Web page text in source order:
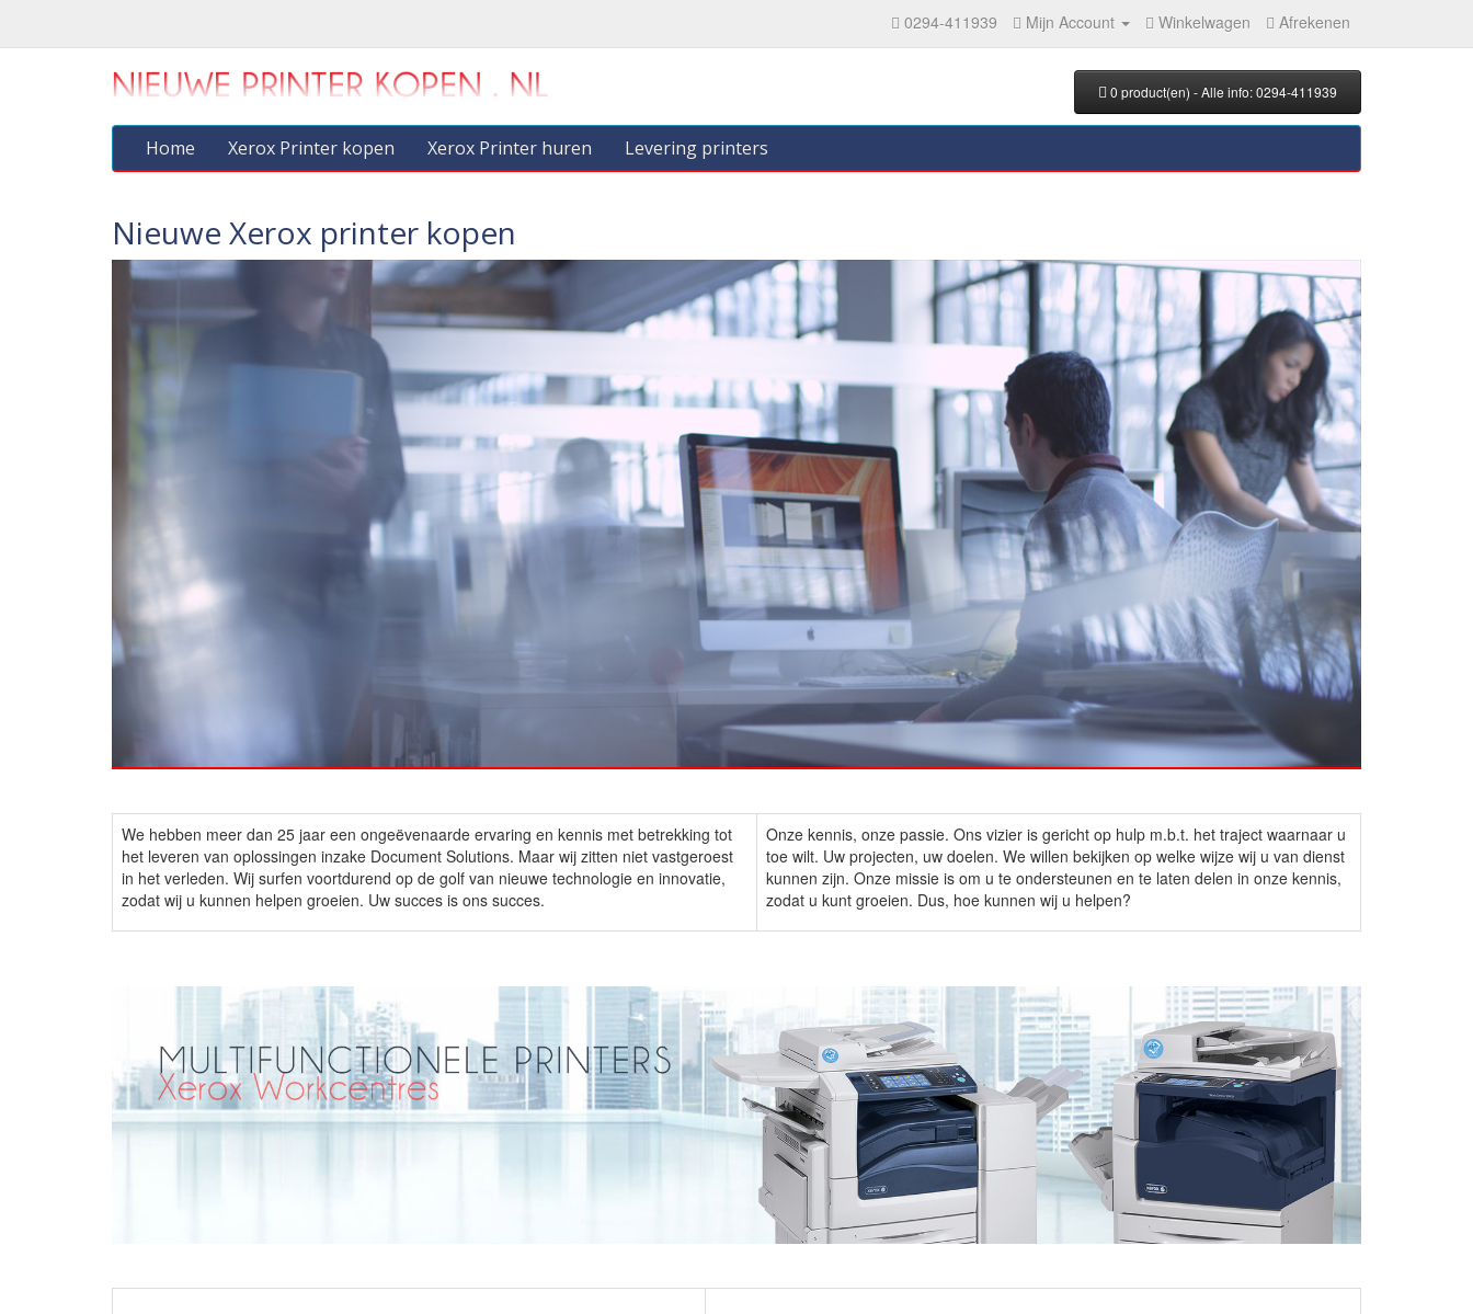
0294-411939 Mijn Account Winkelwagen Afrekenen
0 product(en) - Alle info: 0294-411939
Home Xerox Printer kopen Xerox Printer huren Levering printers
Nieuwe Xerox printer kopen
We hebben meer dan 25 jaar een ongeëvenaarde ervaring en kennis met betrekking tot
het leveren van oplossingen inzake Document Solutions. Maar wij zitten niet vastgeroest
in het verleden. Wij surfen voortdurend op de golf van nieuwe technologie en innovatie,
zodat wij u kunnen helpen groeien. Uw succes is ons succes.
Onze kennis, onze passie. Ons vizier is gericht op hulp m.b.t. het traject waarnaar u
toe wilt. Uw projecten, uw doelen. We willen bekijken op welke wijze wij u van dienst
kunnen zijn. Onze missie is om u te ondersteunen en te laten delen in onze kennis,
zodat u kunt groeien. Dus, hoe kunnen wij u helpen?